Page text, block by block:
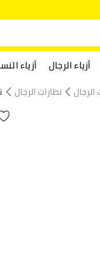
أزياء الرجال أزياء
نظارات الرجال